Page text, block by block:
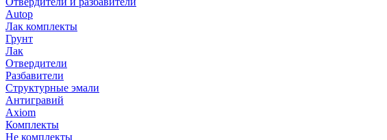
Autop
Лак комплекты
Грунт
Лак
Отвердители
Разбавители
Структурные эмали
Антигравий
Axiom
Комплекты
Не комплекты